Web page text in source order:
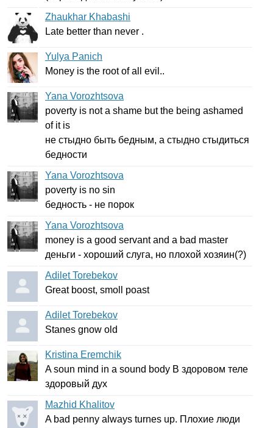
Zhaukhar Khabashi
Late better than never .
Yulya Panich
Money is the root of all evil ..
Yana Vorozhtsova
poverty is not a shame but the being ashamed
of it is
не стыдно быть бедным, а стыдно стыдиться
бедности
Yana Vorozhtsova
poverty is no sin
бедность - не порок
Yana Vorozhtsova
money is a good servant and a bad master
деньги - хороший слуга, но плохой хозяин(?)
Adilet Torebekov
Great boost, smoll poast
Adilet Torebekov
Stanes gnow old
Kristina Eremchik
A soun mind in a sound body В здоровом теле
здоровый дух
Mazhid Khalitov
A bad penny always turnes up. Плохие люди